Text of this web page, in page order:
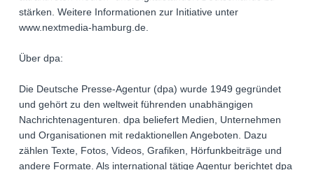
stärken. Weitere Informationen zur Initiative unter
www.nextmedia-hamburg.de.
Über dpa:
Die Deutsche Presse-Agentur (dpa) wurde 1949 gegründet
und gehört zu den weltweit führenden unabhängigen
Nachrichtenagenturen. dpa beliefert Medien, Unternehmen
und Organisationen mit redaktionellen Angeboten. Dazu
zählen Texte, Fotos, Videos, Grafiken, Hörfunkbeiträge und
andere Formate. Als international tätige Agentur berichtet dpa